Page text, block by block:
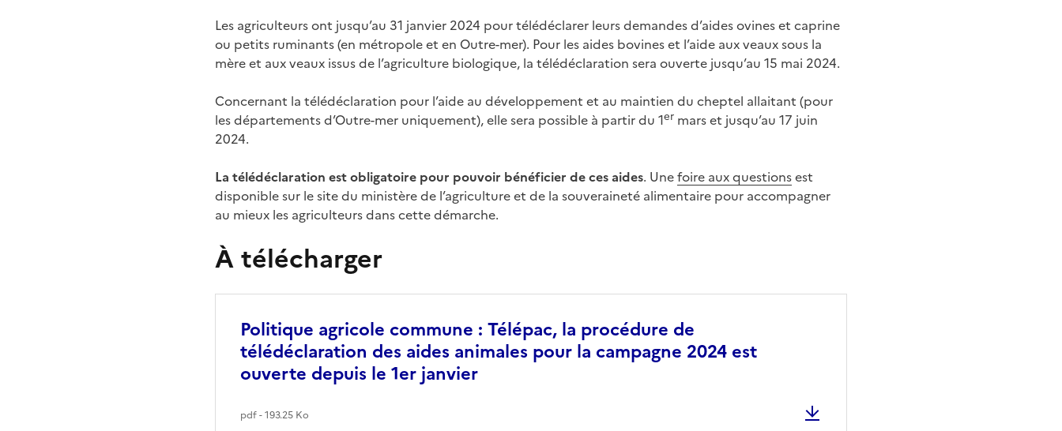
Les agriculteurs ont jusqu’au 31 janvier 2024 pour télédéclarer leurs demandes d’aides ovines et caprine
ou petits ruminants (en métropole et en Outre-mer). Pour les aides bovines et l’aide aux veaux sous la
mère et aux veaux issus de l’agriculture biologique, la télédéclaration sera ouverte jusqu’au 15 mai 2024.
Concernant la télédéclaration pour l’aide au développement et au maintien du cheptel allaitant (pour
les départements d’Outre-mer uniquement), elle sera possible à partir du 1er mars et jusqu’au 17 juin
2024.
La télédéclaration est obligatoire pour pouvoir bénéficier de ces aides. Unefoire aux questionsest
disponible sur le site du ministère de l’agriculture et de la souveraineté alimentaire pour accompagner
au mieux les agriculteurs dans cette démarche.
À télécharger
Politique agricole commune : Télépac, la procédure de
télédéclaration des aides animales pour la campagne 2024 est
ouverte depuis le 1er janvier
pdf - 193.25 Ko